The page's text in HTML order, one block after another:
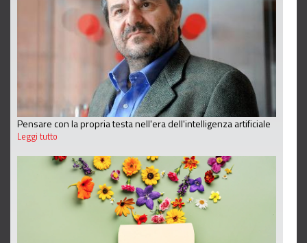
Pensare con la propria testa nell'era dell'intelligenza artificiale
Leggi tutto